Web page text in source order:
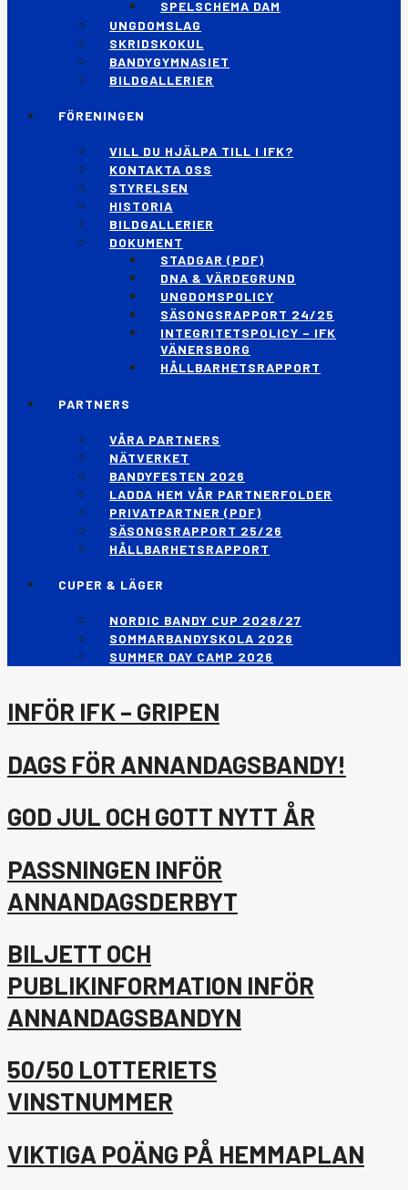
SPELSCHEMA DAM
UNGDOMSLAG
SKRIDSKOKUL
BANDYGYMNASIET
BILDGALLERIER
FÖRENINGEN
VILL DU HJÄLPA TILL I IFK?
KONTAKTA OSS
STYRELSEN
HISTORIA
BILDGALLERIER
DOKUMENT
STADGAR (PDF)
DNA & VÄRDEGRUND
UNGDOMSPOLICY
SÄSONGSRAPPORT 24/25
INTEGRITETSPOLICY – IFK
VÄNERSBORG
HÅLLBARHETSRAPPORT
PARTNERS
VÅRA PARTNERS
NÄTVERKET
BANDYFESTEN 2026
LADDA HEM VÅR PARTNERFOLDER
PRIVATPARTNER (PDF)
SÄSONGSRAPPORT 25/26
HÅLLBARHETSRAPPORT
CUPER & LÄGER
NORDIC BANDY CUP 2026/27
SOMMARBANDYSKOLA 2026
SUMMER DAY CAMP 2026
INFÖR IFK – GRIPEN
DAGS FÖR ANNANDAGSBANDY!
GOD JUL OCH GOTT NYTT ÅR
PASSNINGEN INFÖR
ANNANDAGSDERBYT
BILJETT OCH
PUBLIKINFORMATION INFÖR
ANNANDAGSBANDYN
50/50 LOTTERIETS
VINSTNUMMER
VIKTIGA POÄNG PÅ HEMMAPLAN